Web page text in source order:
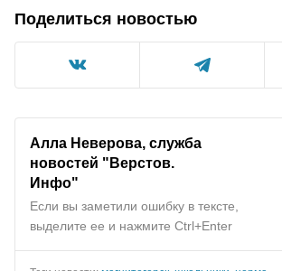
Поделиться новостью
Алла Неверова, служба
новостей "Верстов.
Инфо"
Если вы заметили ошибку в тексте,
выделите ее и нажмите Ctrl+Enter